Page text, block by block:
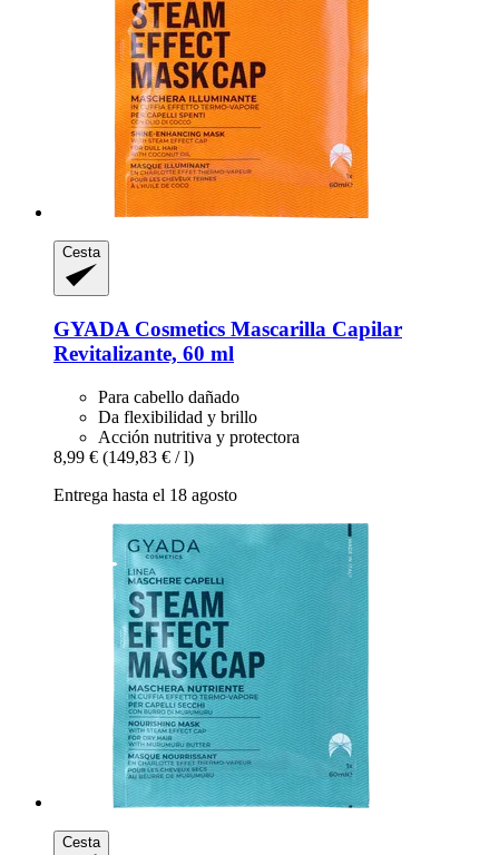
Cesta
GYADA Cosmetics Mascarilla Capilar
Revitalizante, 60 ml
Para cabello dañado
Da flexibilidad y brillo
Acción nutritiva y protectora
8,99 € (149,83 € / l)
Entrega hasta el 18 agosto
Cesta